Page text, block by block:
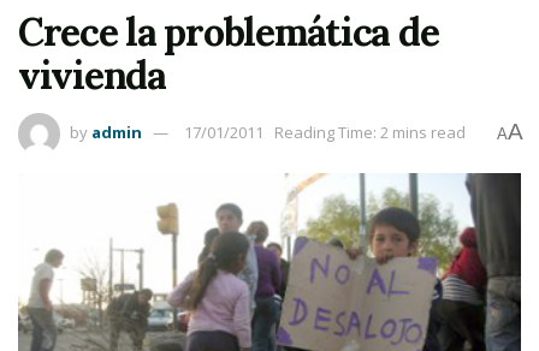
Crece la problemática de
vivienda
by admin 17/01/2011 Reading Time: 2 mins read AA